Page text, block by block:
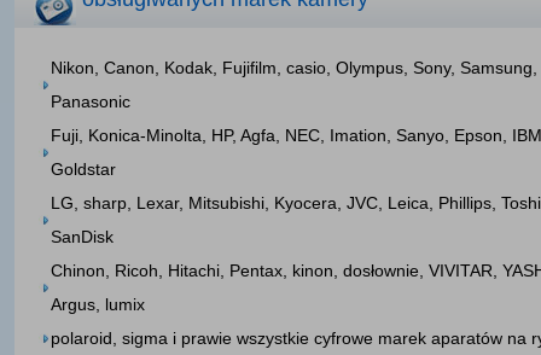
Nikon, Canon, Kodak, Fujifilm, casio, Olympus, Sony, Samsung,
Panasonic
Fuji, Konica-Minolta, HP, Agfa, NEC, Imation, Sanyo, Epson,
Goldstar
LG, sharp, Lexar, Mitsubishi, Kyocera, JVC, Leica, Phillips,
SanDisk
Chinon, Ricoh, Hitachi, Pentax, kinon, dosłownie, VIVITAR,
Argus, lumix
polaroid, sigma i prawie wszystkie cyfrowe marek aparatów na